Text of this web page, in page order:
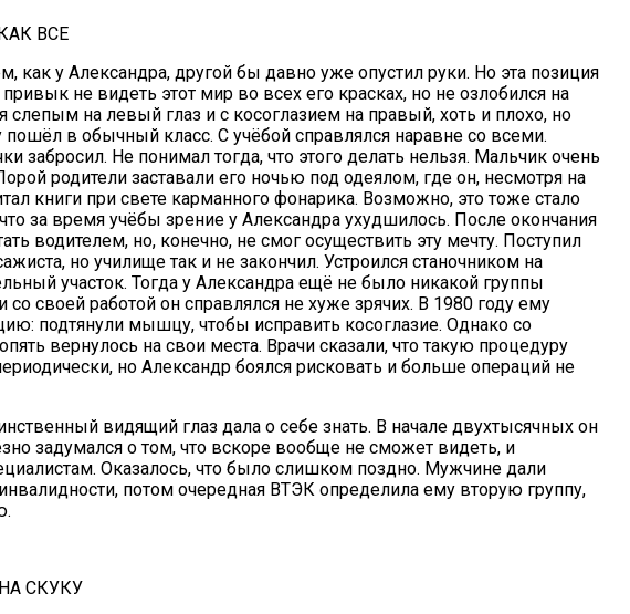
ВСЕ
как у Александра, другой бы давно уже опустил руки. Но эта позиция
не видеть этот мир во всех его красках, но не озлобился на
слепым на левый глаз и с косоглазием на правый, хоть и плохо, но
в обычный класс. С учёбой справлялся наравне со всеми.
забросил. Не понимал тогда, что этого делать нельзя. Мальчик очень
родители заставали его ночью под одеялом, где он, несмотря на
книги при свете карманного фонарика. Возможно, это тоже стало
за время учёбы зрение у Александра ухудшилось. После окончания
водителем, но, конечно, не смог осуществить эту мечту. Поступил
но училище так и не закончил. Устроился станочником на
участок. Тогда у Александра ещё не было никакой группы
со своей работой он справлялся не хуже зрячих. В 1980 году ему
подтянули мышцу, чтобы исправить косоглазие. Однако со
вернулось на свои места. Врачи сказали, что такую процедуру
но Александр боялся рисковать и больше операций не
видящий глаз дала о себе знать. В начале двухтысячных он
задумался о том, что вскоре вообще не сможет видеть, и
Оказалось, что было слишком поздно. Мужчине дали
потом очередная ВТЭК определила ему вторую группу,
СКУКУ